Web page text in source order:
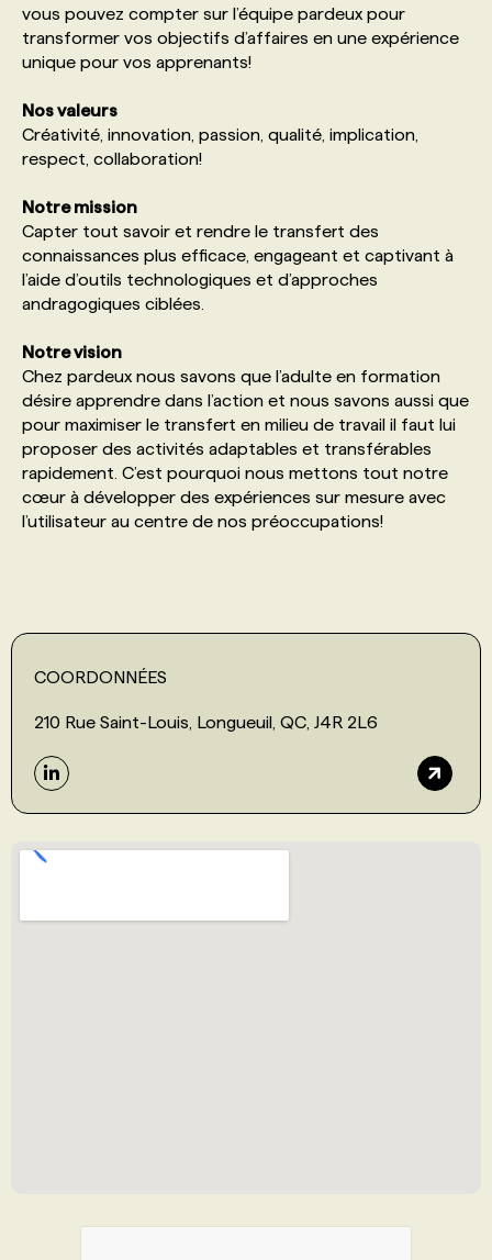
PROGRAMMES DE SUBVENTIONS
FAQ
vous pouvez compter sur l’équipe pardeux pour
transformer vos objectifs d’affaires en une expérience
unique pour vos apprenants!
Nos valeurs
Créativité, innovation, passion, qualité, implication,
respect, collaboration!
Notre mission
Capter tout savoir et rendre le transfert des
connaissances plus efficace, engageant et captivant à
l’aide d’outils technologiques et d’approches
andragogiques ciblées.
Notre vision
Chez pardeux nous savons que l’adulte en formation
désire apprendre dans l’action et nous savons aussi que
pour maximiser le transfert en milieu de travail il faut lui
proposer des activités adaptables et transférables
rapidement. C’est pourquoi nous mettons tout notre
cœur à développer des expériences sur mesure avec
l’utilisateur au centre de nos préoccupations!
COORDONNÉES
210 Rue Saint-Louis, Longueuil, QC, J4R 2L6